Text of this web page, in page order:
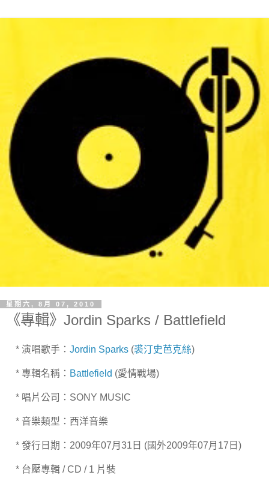
星期六, 8月 07, 2010
《專輯》Jordin Sparks / Battlefield
* 演唱歌手： Jordin Sparks (裘汀史芭克絲)
* 專輯名稱： Battlefield (愛情戰場)
* 唱片公司：SONY MUSIC
* 音樂類型：西洋音樂
* 發行日期：2009年07月31日 (國外2009年07月17日)
* 台壓專輯 / CD / 1 片裝